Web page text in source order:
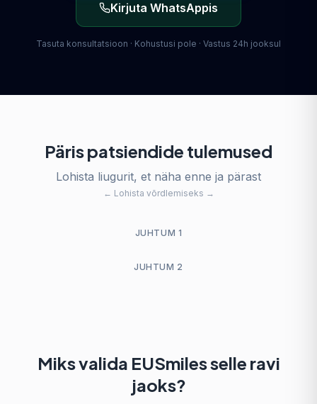
Kirjuta WhatsAppis
Tasuta konsultatsioon · Kohustusi pole · Vastus 24h jooksul
Päris patsiendide tulemused
Lohista liugurit, et näha enne ja pärast
← Lohista võrdlemiseks →
JUHTUM 1
JUHTUM 2
Miks valida EUSmiles selle ravi
jaoks?